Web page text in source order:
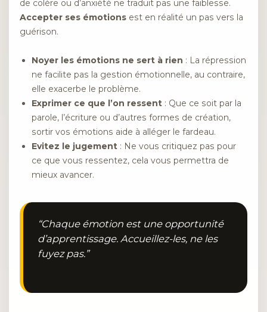
de colère ou d’anxiété ne traduit pas une faiblesse.
Accepter ses émotions est en réalité un pas vers la
guérison.
Noyer les émotions ne sert à rien : La répression
ne facilite pas la gestion émotionnelle, au contraire,
elle exacerbe le problème.
Exprimer ce que l’on ressent : Que ce soit par la
parole, l’écriture ou d’autres formes de création,
sortir vos émotions aide à alléger le fardeau.
Evitez le jugement : Ne vous critiquez pas pour
ce que vous ressentez, cela vous permettra de
mieux avancer.
“Chaque émotion est une opportunité
d’apprentissage. Accueillez-les, ne les
fuyez pas.”